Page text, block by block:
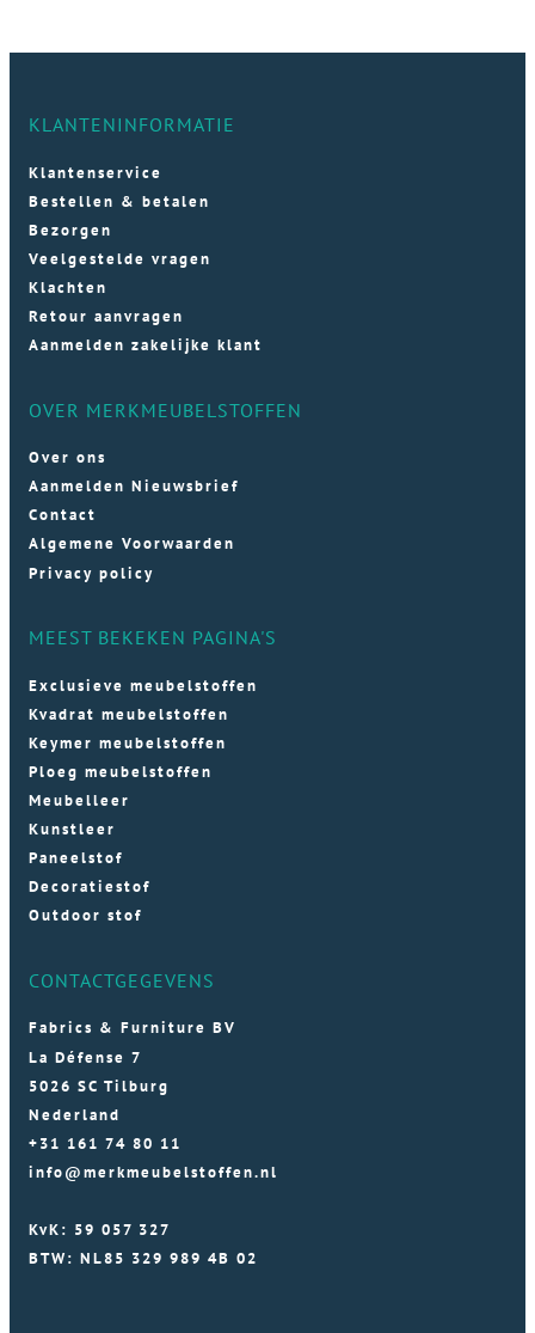
KLANTENINFORMATIE
Klantenservice
Bestellen & betalen
Bezorgen
Veelgestelde vragen
Klachten
Retour aanvragen
Aanmelden zakelijke klant
OVER MERKMEUBELSTOFFEN
Over ons
Aanmelden Nieuwsbrief
Contact
Algemene Voorwaarden
Privacy policy
MEEST BEKEKEN PAGINA'S
Exclusieve meubelstoffen
Kvadrat meubelstoffen
Keymer meubelstoffen
Ploeg meubelstoffen
Meubelleer
Kunstleer
Paneelstof
Decoratiestof
Outdoor stof
CONTACTGEGEVENS
Fabrics & Furniture BV
La Défense 7
5026 SC Tilburg
Nederland
+31 161 74 80 11
info@merkmeubelstoffen.nl
KvK: 59 057 327
BTW: NL85 329 989 4B 02